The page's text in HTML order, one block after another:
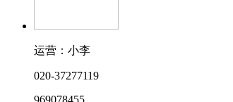
运营：小李
020-37277119